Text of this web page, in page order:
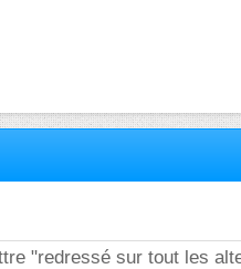
"redressé sur tout les